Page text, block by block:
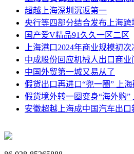
超越上海深圳沉返第一
央行等四部分结合发布上海跨
国产爱V精品91久久一区二区
上海港口2024年商业规模初
中成股份回应机械人出口商业
中国外贸第一城又易从了
假货出口再进口“兜一圈” 上
假货境外转一圈变身“海外购”
安徽超越上海成中国汽车出口